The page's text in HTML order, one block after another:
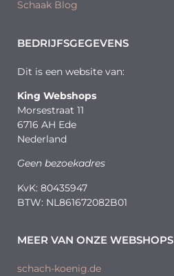
Schaak Blog
BEDRIJFSGEGEVENS
Dit is een website van:
King Webshops
Morsestraat 11
6716 AH Ede
Nederland
Geen bezoekadres
KvK: 80435947
BTW: NL861672082B01
MEER VAN ONZE WEBSHOPS
schach-koenig.de